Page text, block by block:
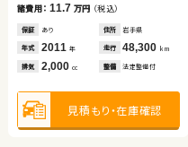
諸費用：11.7 万円 （税込）
保証 あり 住所 岩手県
年式 2011 年 走行 48,300 km
排気 2,000 cc 整備 法定整備付
見積もり・在庫確認
諸費用：11.9 万円 （税込）
保証 あり 住所 北海道
年式 2024 年 走行 14,300 km
排気 1,500 cc 整備 法定整備付
見積もり・在庫確認
125.0万円
車両本体価格
諸費用：13.0万円 （税込）
保証 あり 住所 岡山県
排気 2,000cc 整備 法定整備付
諸費用：17.8 万円 （税込）
保証 なし 住所 福島県
年式 2021 年 走行 20,800 km
排気 1,000 cc 整備 法定整備付
見積もり・在庫確認